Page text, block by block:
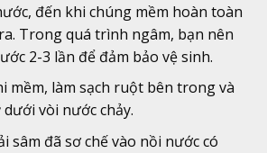
đến khi chúng mềm hoàn toàn
Trong quá trình ngâm, bạn nên
2-3 lần để đảm bảo vệ sinh.
mềm, làm sạch ruột bên trong và
vòi nước chảy.
sâm đã sơ chế vào nồi nước có